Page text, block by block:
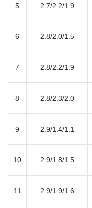
5 2.7/2.2/1.9
6 2.8/2.0/1.5
7 2.8/2.2/1.9
8 2.8/2.3/2.0
9 2.9/1.4/1.1
10 2.9/1.8/1.5
11 2.9/1.9/1.6